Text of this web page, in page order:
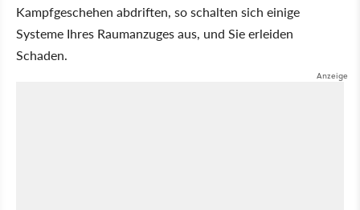
Kampfgeschehen abdriften, so schalten sich einige
Systeme Ihres Raumanzuges aus, und Sie erleiden
Schaden.